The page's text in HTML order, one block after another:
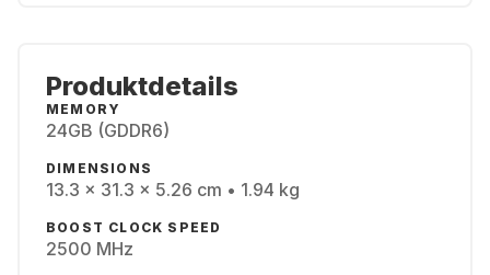
Produktdetails
MEMORY
24GB (GDDR6)
DIMENSIONS
13.3 x 31.3 x 5.26 cm • 1.94 kg
BOOST CLOCK SPEED
2500 MHz